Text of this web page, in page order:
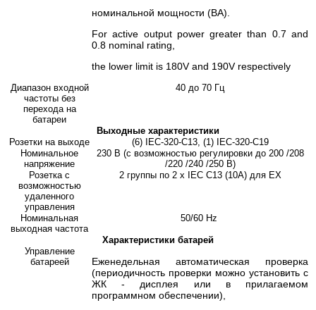
номинальной мощности (ВА).
For active output power greater than 0.7 and
0.8 nominal rating,
the lower limit is 180V and 190V respectively
Диапазон входной
частоты без
перехода на
батареи
40 до 70 Гц
Выходные характеристики
Розетки на выходе
(6) IEC-320-C13, (1) IEC-320-C19
Номинальное
напряжение
230 В (с возможностью регулировки до 200 /208
/220 /240 /250 В)
Розетка с
возможностью
удаленного
управления
2 группы по 2 x IEC C13 (10A) для EX
Номинальная
выходная частота
50/60 Hz
Характеристики батарей
Управление
батареей
Еженедельная автоматическая проверка
(периодичность проверки можно установить с
ЖК - дисплея или в прилагаемом
программном обеспечении),